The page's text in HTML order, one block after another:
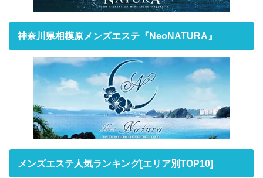
神奈川県相模原メンズエステ『NeoNATURA』
メンズエステ人気ランキング[エリア別TOP10]